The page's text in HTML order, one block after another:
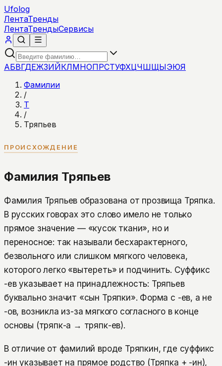
Ufolog
ЛентаТренды
ЛентаТрендыСервисы
АБВГДЕЖЗИЙКЛМНОПРСТУФХЦЧШЩЫЭЮЯ
Фамилии
/
Т
/
Тряпьев
ПРОИСХОЖДЕНИЕ
Фамилия Тряпьев
Фамилия Тряпьев образована от прозвища Тряпка.
В русских говорах это слово имело не только
прямое значение — «кусок ткани», но и
переносное: так называли бесхарактерного,
безвольного или слишком мягкого человека,
которого легко «вытереть» и подчинить. Суффикс
-ев указывает на принадлежность: Тряпьев
буквально значит «сын Тряпки». Форма с -ев, а не
-ов, возникла из-за мягкого согласного в конце
основы (тряпк-а → тряпк-ев).
В отличие от фамилий вроде Тряпкин, где суффикс
-ин указывает на прямое родство (Тряпка + -ин),